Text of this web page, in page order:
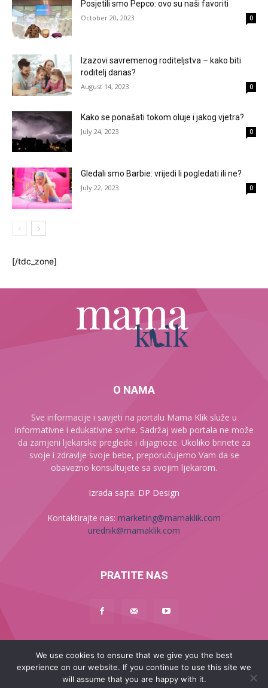
Posjetili smo Pepco: ovo su naši favoriti
October 20, 2023 0
Izazovi savremenog roditeljstva – kako biti
roditelj danas?
August 14, 2023 0
Kako se ponašati tokom oluje i jakog vjetra?
July 24, 2023 0
Gledali smo Barbie: vrijedi li pogledati ili ne?
July 22, 2023 0
[/tdc_zone]
O NAMA
Sve informacije i savjeti na portalu Mama Klik služe u
informativne i edukativne svrhe. Sadržaj web portala ne može
da zamjeni ljekarske preglede i dijagnoze. Ukoliko brinete za
svoje i zdravlje svoje bebe, preporučujemo Vam da se
obavezno konsultujete sa svojim ljekarom.
Izrada sajta: DP Design
Kontaktirajte nas: marketing@mamaklik.com
urednik@mamaklik.com
PRATITE NAS
Naslovna Začeće Trudnoća Beba Dijete
Mama
MAMA PLUS
We use cookies to ensure that we give you the best
experience on our website. If you continue to use this site we
will assume that you are happy with it.